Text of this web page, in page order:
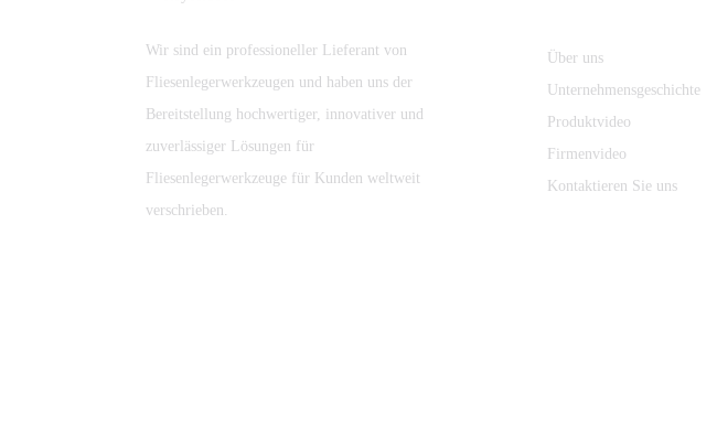
Neues Design
Diamantsägeblatt
Wir sind ein professioneller Lieferant von
Fliesenlegerwerkzeugen und haben uns der
Bereitstellung hochwertiger, innovativer und
zuverlässiger Lösungen für
Fliesenlegerwerkzeuge für Kunden weltweit
verschrieben.
Über uns
Unternehmensgeschichte
Produktvideo
Firmenvideo
Kontaktieren Sie uns